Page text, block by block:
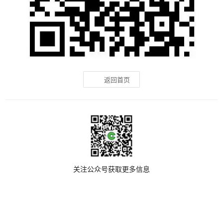
返回首页
关注公众号获取更多信息